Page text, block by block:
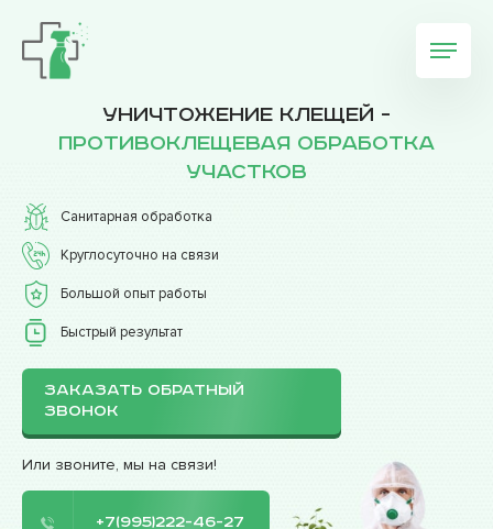
Уничтожение клещей -
противоклещевая обработка
участков
Санитарная обработка
Круглосуточно на связи
Большой опыт работы
Быстрый результат
ЗАКАЗАТЬ ОБРАТНЫЙ
ЗВОНОК
Или звоните, мы на связи!
+7(995)222-46-27